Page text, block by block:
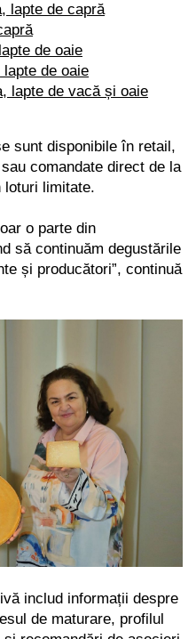
lapte de capră
de oaie
de oaie
lapte de vacă și oaie
sunt disponibile în retail,
comandate direct de la
loturi limitate.
o parte din
să continuăm degustările
și producători”, continuă
includ informații despre
de maturare, profilul